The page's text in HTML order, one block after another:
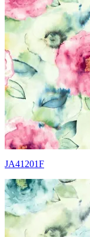
JA41201F